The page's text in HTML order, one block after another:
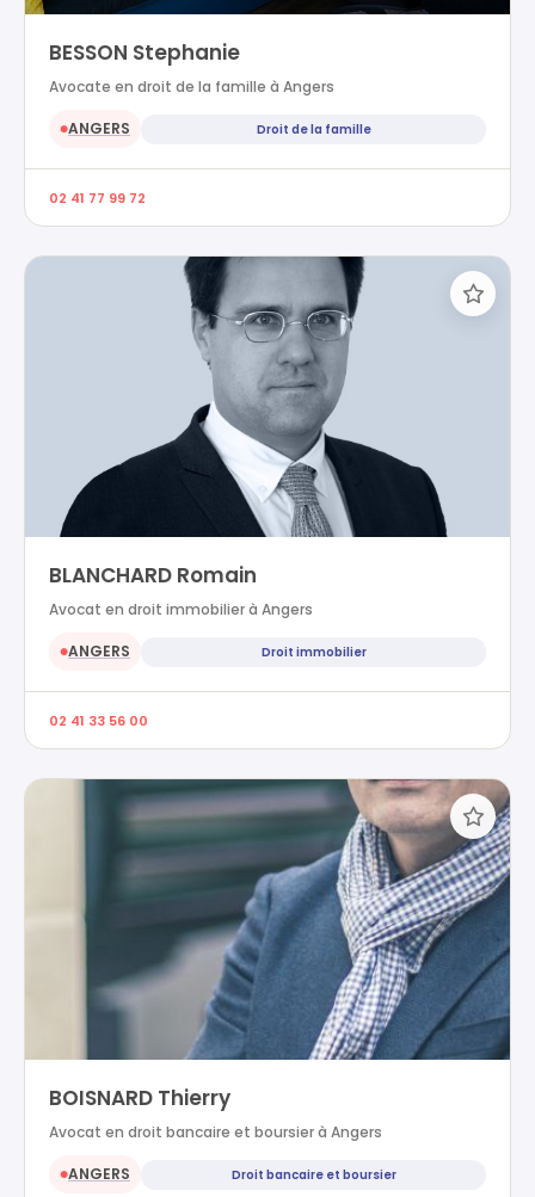
BESSON Stephanie
Avocate en droit de la famille à Angers
●ANGERS Droit de la famille
02 41 77 99 72
BLANCHARD Romain
Avocat en droit immobilier à Angers
●ANGERS Droit immobilier
02 41 33 56 00
BOISNARD Thierry
Avocat en droit bancaire et boursier à Angers
●ANGERS Droit bancaire et boursier